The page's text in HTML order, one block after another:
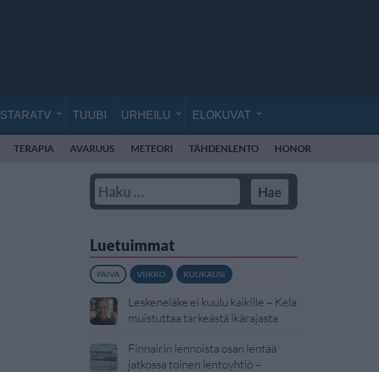
STARATV TUUBI URHEILU ELOKUVAT
TERAPIA AVARUUS METEORI TÄHDENLENTO HONOR
Luetuimmat
PÄIVÄ VIIKKO KUUKAUSI
Leskeneläke ei kuulu kaikille – Kela
muistuttaa tärkeästä ikärajasta
Finnairin lennoista osan lentää
jatkossa toinen lentoyhtiö –